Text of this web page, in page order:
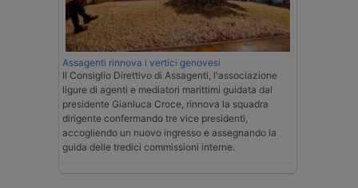
Assagenti rinnova i vertici genovesi
Il Consiglio Direttivo di Assagenti, l'associazione
ligure di agenti e mediatori marittimi guidata dal
presidente Gianluca Croce, rinnova la squadra
dirigente confermando tre vice presidenti,
accogliendo un nuovo ingresso e assegnando la
guida delle tredici commissioni interne.